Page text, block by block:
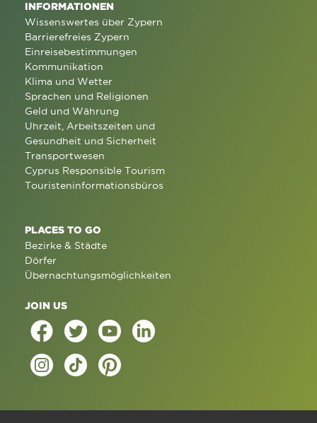
INFORMATIONEN
Wissenswertes über Zypern
Barrierefreies Zypern
Einreisebestimmungen
Kommunikation
Klima und Wetter
Sprachen und Religionen
Geld und Währung
Uhrzeit, Arbeitszeiten und
Gesundheit und Sicherheit
Transportwesen
Cyprus Responsible Tourism
Touristeninformationsbüros
PLACES TO GO
Bezirke & Städte
Dörfer
Übernachtungsmöglichkeiten
JOIN US